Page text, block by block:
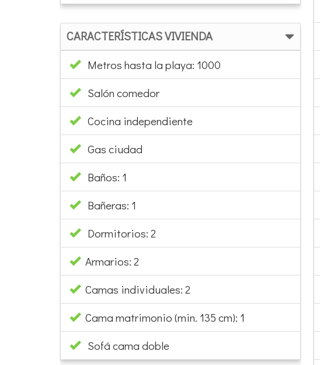
CARACTERÍSTICAS VIVIENDA
Metros hasta la playa: 1000
Salón comedor
Cocina independiente
Gas ciudad
Baños: 1
Bañeras: 1
Dormitorios: 2
Armarios: 2
Camas individuales: 2
Cama matrimonio (min. 135 cm): 1
Sofá cama doble